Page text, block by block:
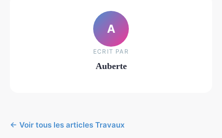
A
ECRIT PAR
Auberte
← Voir tous les articles Travaux